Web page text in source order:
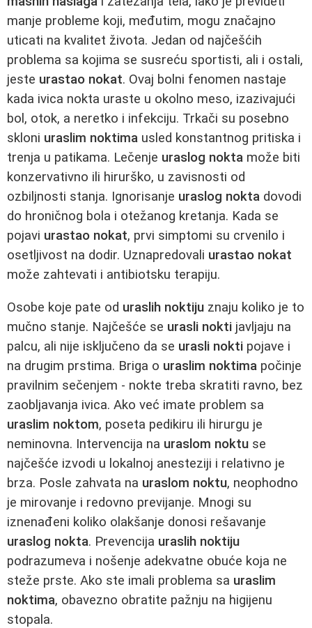
manje probleme koji, međutim, mogu značajno
uticati na kvalitet života. Jedan od najčešćih
problema sa kojima se susreću sportisti, ali i ostali,
jeste urastao nokat. Ovaj bolni fenomen nastaje
kada ivica nokta uraste u okolno meso, izazivajući
bol, otok, a neretko i infekciju. Trkači su posebno
skloni uraslim noktima usled konstantnog pritiska i
trenja u patikama. Lečenje uraslog nokta može biti
konzervativno ili hirurško, u zavisnosti od
ozbiljnosti stanja. Ignorisanje uraslog nokta dovodi
do hroničnog bola i otežanog kretanja. Kada se
pojavi urastao nokat, prvi simptomi su crvenilo i
osetljivost na dodir. Uznapredovali urastao nokat
može zahtevati i antibiotsku terapiju.
Osobe koje pate od uraslih noktiju znaju koliko je to
mučno stanje. Najčešće se urasli nokti javljaju na
palcu, ali nije isključeno da se urasli nokti pojave i
na drugim prstima. Briga o uraslim noktima počinje
pravilnim sečenjem - nokte treba skratiti ravno, bez
zaobljavanja ivica. Ako već imate problem sa
uraslim noktom, poseta pedikiru ili hirurgu je
neminovna. Intervencija na uraslom noktu se
najčešće izvodi u lokalnoj anesteziji i relativno je
brza. Posle zahvata na uraslom noktu, neophodno
je mirovanje i redovno previjanje. Mnogi su
iznenađeni koliko olakšanje donosi rešavanje
uraslog nokta. Prevencija uraslih noktiju
podrazumeva i nošenje adekvatne obuće koja ne
steže prste. Ako ste imali problema sa uraslim
noktima, obavezno obratite pažnju na higijenu
stopala.